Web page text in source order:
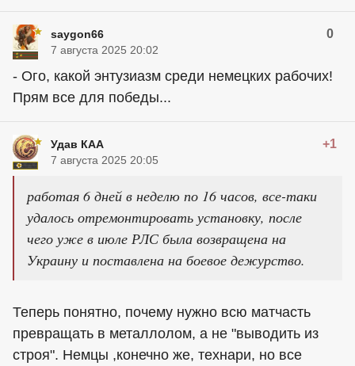
saygon66 0
7 августа 2025 20:02
- Ого, какой энтузиазм среди немецких рабочих!
Прям все для победы...
Удав КАА +1
7 августа 2025 20:05
работая 6 дней в неделю по 16 часов, все-таки
удалось отремонтировать установку, после
чего уже в июле РЛС была возвращена на
Украину и поставлена на боевое дежурство.
Теперь понятно, почему нужно всю матчасть
превращать в металлолом, а не "выводить из
строя". Немцы ,конечно же, технари, но все